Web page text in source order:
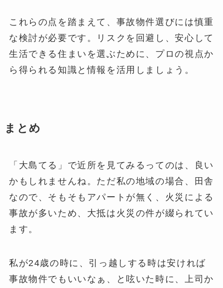
これらの点を踏まえて、事故物件選びには慎重
な検討が必要です。リスクを回避し、安心して
生活できる住まいを選ぶために、プロの視点か
ら得られる知識と情報を活用しましょう。
まとめ
「大島てる」で近所を見てみるってのは、良い
かもしれませんね。ただ私の地域の場合、田舎
なので、そもそもアパートが無く、火災による
事故が多いため、大抵は火災の件が綴られてい
ます。
私が24歳の時に、引っ越しする時は安ければ
事故物件でもいいなぁ、と呟いた時に、上司か